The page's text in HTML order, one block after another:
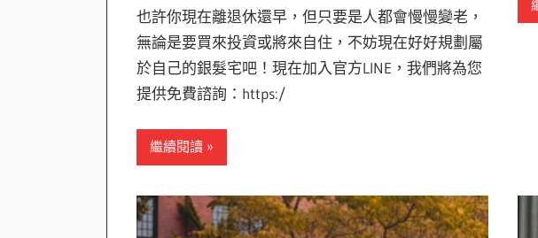
也許你現在離退休還早，但只要是人都會慢慢變老，
無論是要買來投資或將來自住，不妨現在好好規劃屬
於自己的銀髮宅吧！現在加入官方LINE，我們將為您
提供免費諮詢：https:/
繼續閱讀